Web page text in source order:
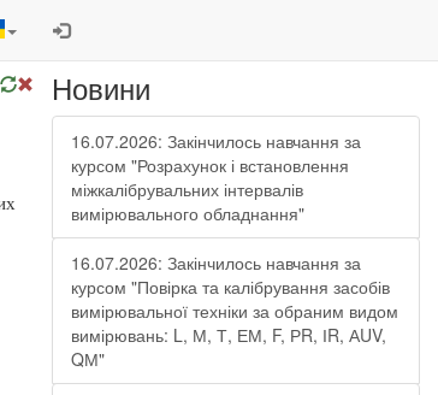
Новини
16.07.2026: Закінчилось навчання за
курсом "Розрахунок і встановлення
міжкалібрувальних інтервалів
вимірювального обладнання"
16.07.2026: Закінчилось навчання за
курсом "Повірка та калібрування засобів
вимірювальної техніки за обраним видом
вимірювань: L, М, Т, ЕМ, F, РR, ІR, АUV,
QМ"